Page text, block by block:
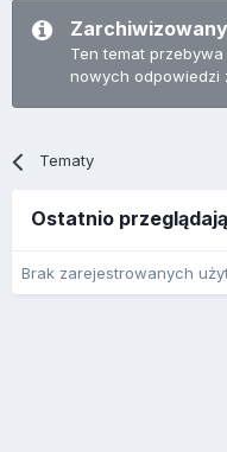
Zarchiwizowany
Ten temat
nowych odpowiedzi
Tematy
Ostatnio
Brak zarejestrowanych